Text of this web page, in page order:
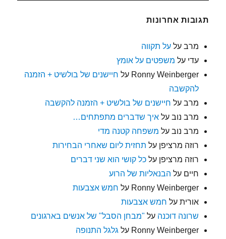
תגובות אחרונות
מרב עלעל תקווה
עדי על משפטים על אומץ
Ronny Weinberger על חיישנים של בולשיט + הזמנה
להקשבה
מרב על חיישנים של בולשיט + הזמנה להקשבה
מרב נוב עלאיך שדברים מתפתחים…
מרב נוב על משפחה קטנה מדי
רוזה מרציפן על תחזית ליום שאחרי הבחירות
רוזה מרציפן עלכל קושי הוא שני דברים
חיים על הבנאליות של הרוע
Ronny Weinberger על חמש אצבעות
אורית על חמש אצבעות
שרונה דוכנה על "מבחן הסבל" של אנשים בארגונים
Ronny Weinberger על גלגל התנופה